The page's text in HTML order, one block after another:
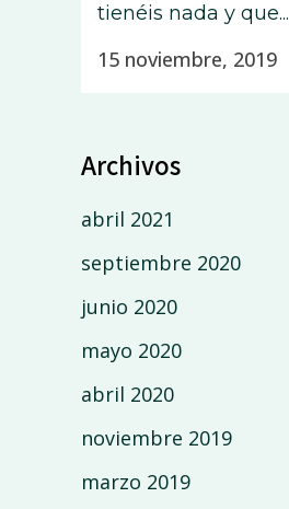
tienéis nada y que...
15 noviembre, 2019
Archivos
abril 2021
septiembre 2020
junio 2020
mayo 2020
abril 2020
noviembre 2019
marzo 2019